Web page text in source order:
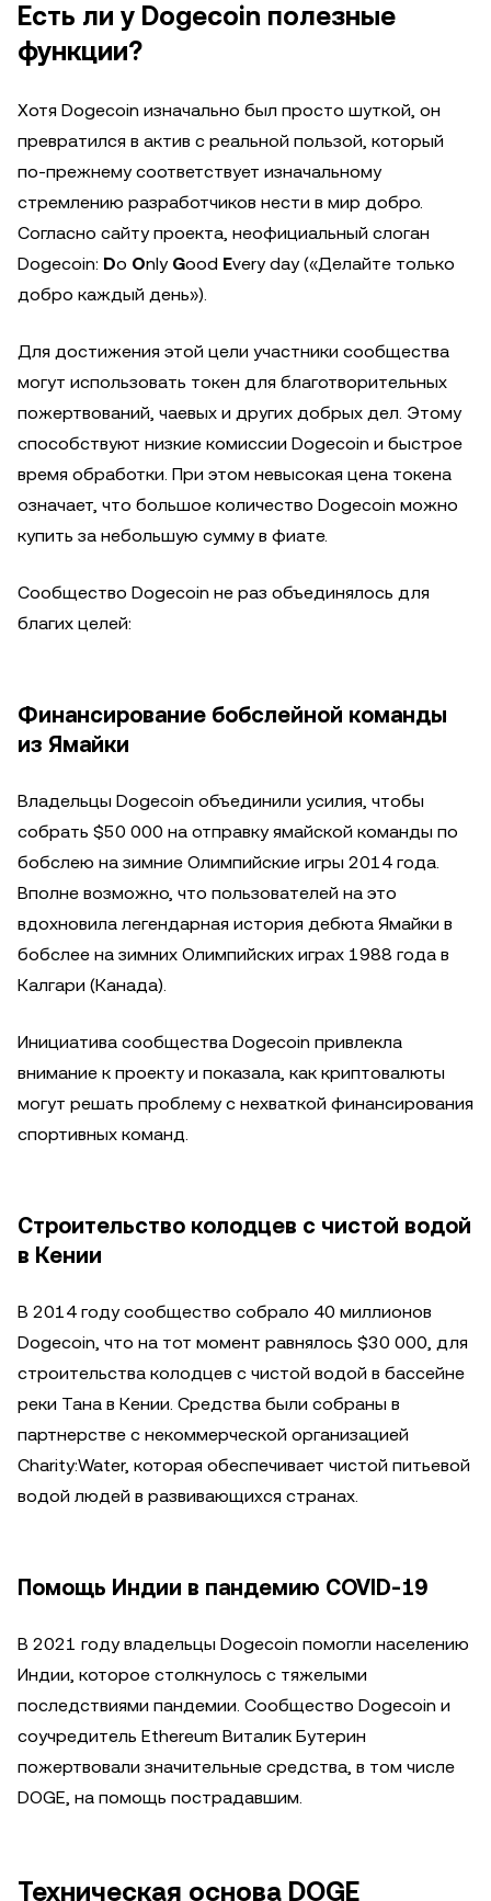
Есть ли у Dogecoin полезные
функции?
Хотя Dogecoin изначально был просто шуткой, он
превратился в актив с реальной пользой, который
по-прежнему соответствует изначальному
стремлению разработчиков нести в мир добро.
Согласно сайту проекта, неофициальный слоган
Dogecoin: Do Only Good Every day («Делайте только
добро каждый день»).
Для достижения этой цели участники сообщества
могут использовать токен для благотворительных
пожертвований, чаевых и других добрых дел. Этому
способствуют низкие комиссии Dogecoin и быстрое
время обработки. При этом невысокая цена токена
означает, что большое количество Dogecoin можно
купить за небольшую сумму в фиате.
Сообщество Dogecoin не раз объединялось для
благих целей:
Финансирование бобслейной команды
из Ямайки
Владельцы Dogecoin объединили усилия, чтобы
собрать $50 000 на отправку ямайской команды по
бобслею на зимние Олимпийские игры 2014 года.
Вполне возможно, что пользователей на это
вдохновила легендарная история дебюта Ямайки в
бобслее на зимних Олимпийских играх 1988 года в
Калгари (Канада).
Инициатива сообщества Dogecoin привлекла
внимание к проекту и показала, как криптовалюты
могут решать проблему с нехваткой финансирования
спортивных команд.
Строительство колодцев с чистой водой
в Кении
В 2014 году сообщество собрало 40 миллионов
Dogecoin, что на тот момент равнялось $30 000, для
строительства колодцев с чистой водой в бассейне
реки Тана в Кении. Средства были собраны в
партнерстве с некоммерческой организацией
Charity:Water, которая обеспечивает чистой питьевой
водой людей в развивающихся странах.
Помощь Индии в пандемию COVID-19
В 2021 году владельцы Dogecoin помогли населению
Индии, которое столкнулось с тяжелыми
последствиями пандемии. Сообщество Dogecoin и
соучредитель Ethereum Виталик Бутерин
пожертвовали значительные средства, в том числе
DOGE, на помощь пострадавшим.
Техническая основа DOGE